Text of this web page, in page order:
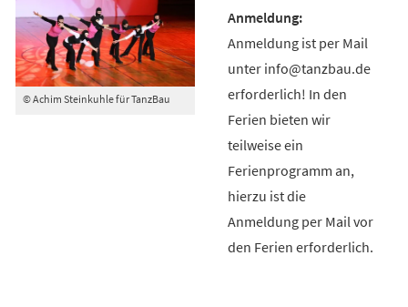
© Achim Steinkuhle für TanzBau
Anmeldung ist per Mail
unter info@tanzbau.de
erforderlich! In den
Ferien bieten wir
teilweise ein
Ferienprogramm an,
hierzu ist die
Anmeldung per Mail vor
den Ferien erforderlich.